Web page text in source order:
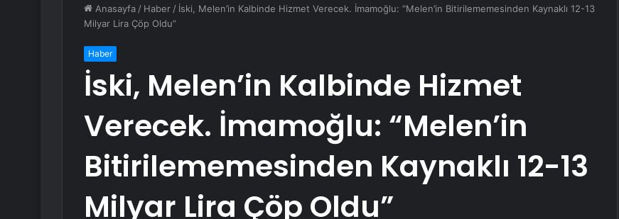
Anasayfa / Haber / İski, Melen’in Kalbinde Hizmet Verecek. İmamoğlu: “Melen’in Bitirilememesinden Kaynaklı 12-13
Milyar Lira Çöp Oldu”
Haber
İski, Melen’in Kalbinde Hizmet
Verecek. İmamoğlu: “Melen’in
Bitirilememesinden Kaynaklı 12-13
Milyar Lira Çöp Oldu”